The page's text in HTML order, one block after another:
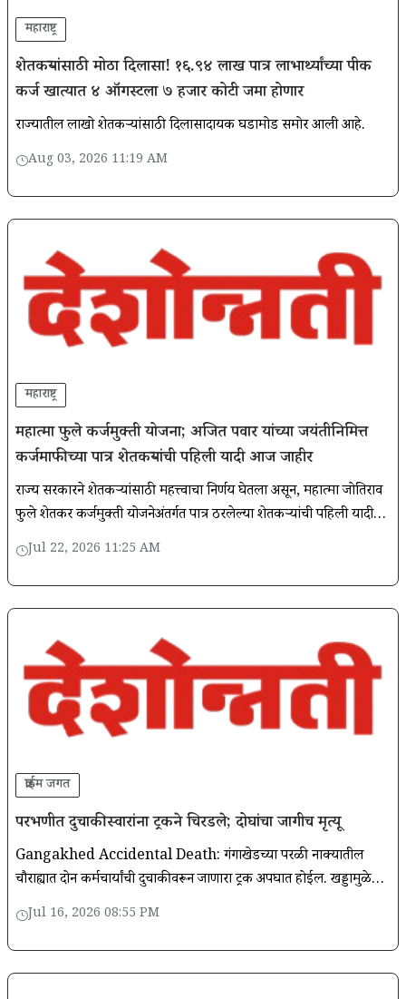
महाराष्ट्र
शेतकऱ्यांसाठी मोठा दिलासा! १६.९४ लाख पात्र लाभार्थ्यांच्या पीक
कर्ज खात्यात ४ ऑगस्टला ७ हजार कोटी जमा होणार
राज्यातील लाखो शेतकऱ्यांसाठी दिलासादायक घडामोड समोर आली आहे.
Aug 03, 2026 11:19 AM
महाराष्ट्र
महात्मा फुले कर्जमुक्ती योजना; अजित पवार यांच्या जयंतीनिमित्त
कर्जमाफीच्या पात्र शेतकऱ्यांची पहिली यादी आज जाहीर
राज्य सरकारने शेतकऱ्यांसाठी महत्त्वाचा निर्णय घेतला असून, महात्मा जोतिराव
फुले शेतकरी कर्जमुक्ती योजनेअंतर्गत पात्र ठरलेल्या शेतकऱ्यांची पहिली यादी
आज (२२ जुलै) अधिकृतपणे जाहीर करण्यात येणार आहे.
Jul 22, 2026 11:25 AM
क्राईम जगत
परभणीत दुचाकीस्वारांना ट्रकने चिरडले; दोघांचा जागीच मृत्यू
Gangakhed Accidental Death: गंगाखेडच्या परळी नाक्यातील
चौराह्यात दोन कर्मचार्यांची दुचाकीवरून जाणारा ट्रक अपघात होईल. खड्डामुळे
धक्का बसलेला ट्रक धडकून दुचाकीच्या दोन्ही मजकूरांचा मृत्यु
Jul 16, 2026 08:55 PM